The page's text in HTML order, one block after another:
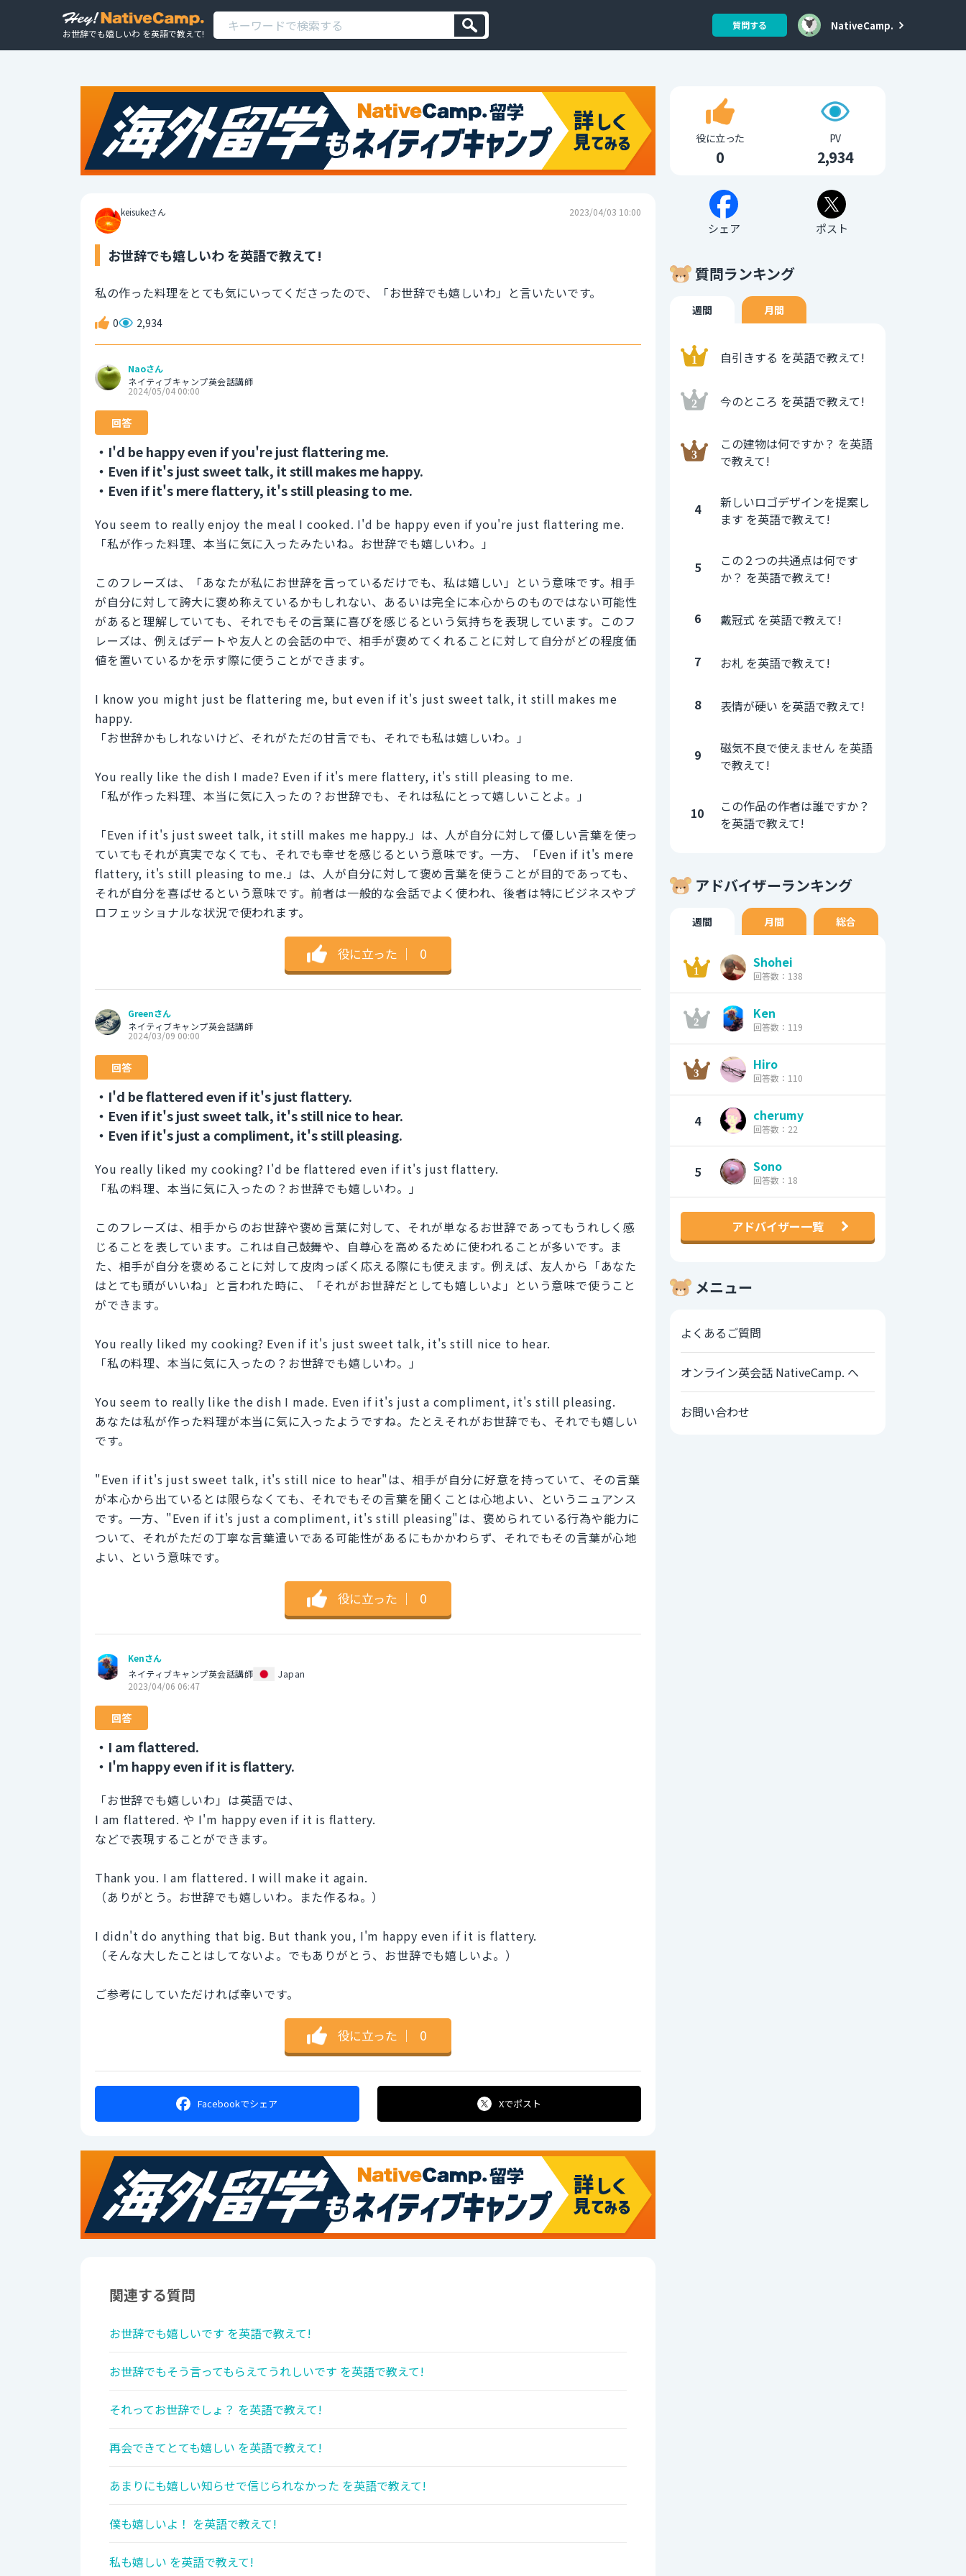
お世辞でも嬉しいわ を英語で教えて!
質問する NativeCamp.
keisukeさん 2023/04/03 10:00
お世辞でも嬉しいわ を英語で教えて!
私の作った料理をとても気にいってくださったので、「お世辞でも嬉しいわ」と言いたいです。
0 2,934
Naoさん
ネイティブキャンプ英会話講師
2024/05/04 00:00
回答
・I'd be happy even if you're just flattering me.
・Even if it's just sweet talk, it still makes me happy.
・Even if it's mere flattery, it's still pleasing to me.
You seem to really enjoy the meal I cooked. I'd be happy even if you're just flattering me.
「私が作った料理、本当に気に入ったみたいね。お世辞でも嬉しいわ。」
このフレーズは、「あなたが私にお世辞を言っているだけでも、私は嬉しい」という意味です。相手
が自分に対して誇大に褒め称えているかもしれない、あるいは完全に本心からのものではない可能性
があると理解していても、それでもその言葉に喜びを感じるという気持ちを表現しています。このフ
レーズは、例えばデートや友人との会話の中で、相手が褒めてくれることに対して自分がどの程度価
値を置いているかを示す際に使うことができます。
I know you might just be flattering me, but even if it's just sweet talk, it still makes me
happy.
「お世辞かもしれないけど、それがただの甘言でも、それでも私は嬉しいわ。」
You really like the dish I made? Even if it's mere flattery, it's still pleasing to me.
「私が作った料理、本当に気に入ったの？お世辞でも、それは私にとって嬉しいことよ。」
「Even if it's just sweet talk, it still makes me happy.」は、人が自分に対して優しい言葉を使っ
ていてもそれが真実でなくても、それでも幸せを感じるという意味です。一方、「Even if it's mere
flattery, it's still pleasing to me.」は、人が自分に対して褒め言葉を使うことが目的であっても、
それが自分を喜ばせるという意味です。前者は一般的な会話でよく使われ、後者は特にビジネスやプ
ロフェッショナルな状況で使われます。
役に立った ｜ 0
Greenさん
ネイティブキャンプ英会話講師
2024/03/09 00:00
回答
・I'd be flattered even if it's just flattery.
・Even if it's just sweet talk, it's still nice to hear.
・Even if it's just a compliment, it's still pleasing.
You really liked my cooking? I'd be flattered even if it's just flattery.
「私の料理、本当に気に入ったの？お世辞でも嬉しいわ。」
このフレーズは、相手からのお世辞や褒め言葉に対して、それが単なるお世辞であってもうれしく感
じることを表しています。これは自己鼓舞や、自尊心を高めるために使われることが多いです。ま
た、相手が自分を褒めることに対して皮肉っぽく応える際にも使えます。例えば、友人から「あなた
はとても頭がいいね」と言われた時に、「それがお世辞だとしても嬉しいよ」という意味で使うこと
ができます。
You really liked my cooking? Even if it's just sweet talk, it's still nice to hear.
「私の料理、本当に気に入ったの？お世辞でも嬉しいわ。」
You seem to really like the dish I made. Even if it's just a compliment, it's still pleasing.
あなたは私が作った料理が本当に気に入ったようですね。たとえそれがお世辞でも、それでも嬉しい
です。
"Even if it's just sweet talk, it's still nice to hear"は、相手が自分に好意を持っていて、その言葉
が本心から出ているとは限らなくても、それでもその言葉を聞くことは心地よい、というニュアンス
です。一方、"Even if it's just a compliment, it's still pleasing"は、褒められている行為や能力に
ついて、それがただの丁寧な言葉遣いである可能性があるにもかかわらず、それでもその言葉が心地
よい、という意味です。
役に立った ｜ 0
Kenさん
ネイティブキャンプ英会話講師
Japan
2023/04/06 06:47
回答
・I am flattered.
・I'm happy even if it is flattery.
「お世辞でも嬉しいわ」は英語では、
I am flattered. や I'm happy even if it is flattery.
などで表現することができます。
Thank you. I am flattered. I will make it again.
（ありがとう。お世辞でも嬉しいわ。また作るね。）
I didn't do anything that big. But thank you, I'm happy even if it is flattery.
（そんな大したことはしてないよ。でもありがとう、お世辞でも嬉しいよ。）
ご参考にしていただければ幸いです。
役に立った ｜ 0
Facebookでシェア Xでポスト
関連する質問
お世辞でも嬉しいです を英語で教えて!
お世辞でもそう言ってもらえてうれしいです を英語で教えて!
それってお世辞でしょ？ を英語で教えて!
再会できてとても嬉しい を英語で教えて!
あまりにも嬉しい知らせで信じられなかった を英語で教えて!
僕も嬉しいよ！ を英語で教えて!
私も嬉しい を英語で教えて!
役に立った
0
PV
2,934
シェア ポスト
質問ランキング
週間 月間
自引きする を英語で教えて!
今のところ を英語で教えて!
この建物は何ですか？ を英語
で教えて!
4
新しいロゴデザインを提案し
ます を英語で教えて!
5
この２つの共通点は何です
か？ を英語で教えて!
6 戴冠式 を英語で教えて!
7 お札 を英語で教えて!
8 表情が硬い を英語で教えて!
9
磁気不良で使えません を英語
で教えて!
10
この作品の作者は誰ですか？
を英語で教えて!
アドバイザーランキング
週間 月間 総合
Shohei
回答数：138
Ken
回答数：119
Hiro
回答数：110
4 cherumy
回答数：22
5 Sono
回答数：18
アドバイザー一覧
メニュー
よくあるご質問
オンライン英会話 NativeCamp. へ
お問い合わせ